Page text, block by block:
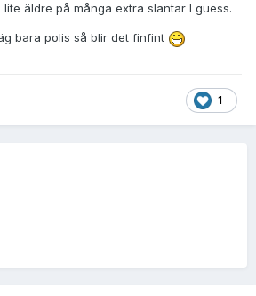
äldre på många extra slantar I guess.
bara polis så blir det finfint
1